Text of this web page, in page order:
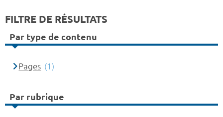
FILTRE DE RÉSULTATS
Par type de contenu
Pages (1)
Par rubrique